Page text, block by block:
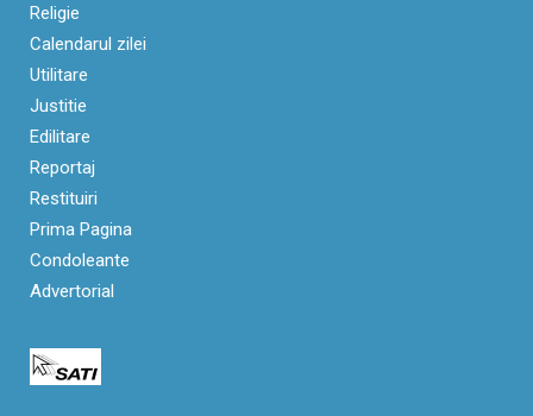
Religie
Calendarul zilei
Utilitare
Justitie
Edilitare
Reportaj
Restituiri
Prima Pagina
Condoleante
Advertorial